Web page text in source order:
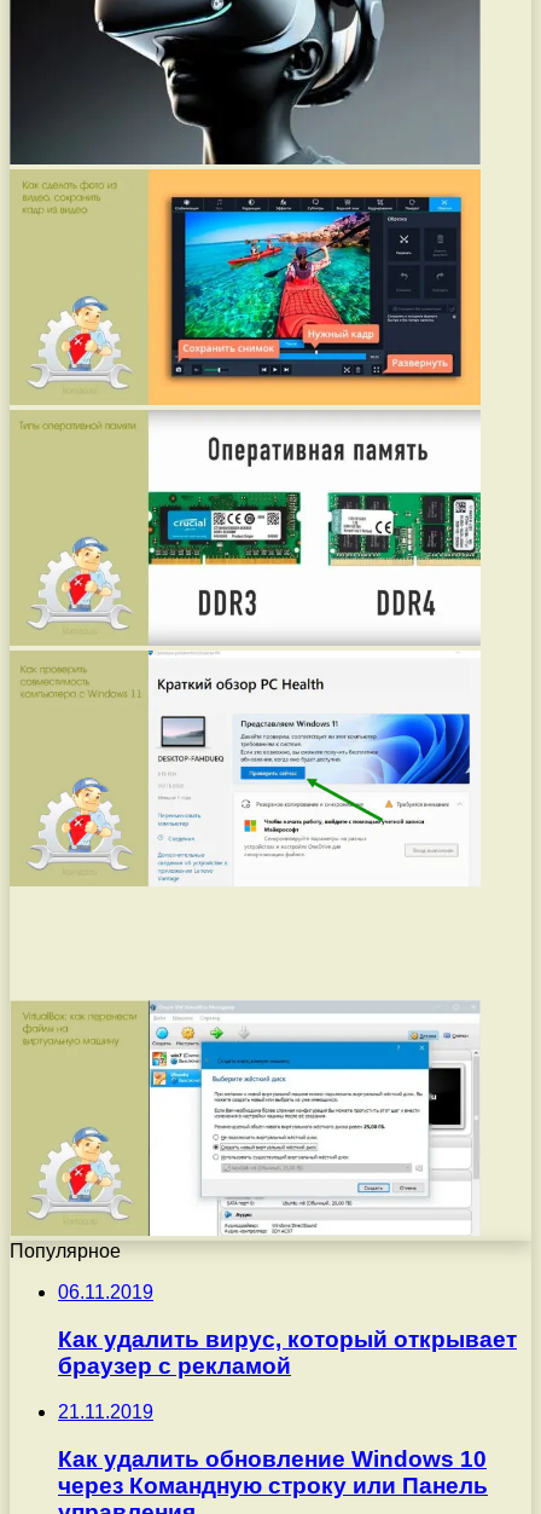
Популярное
06.11.2019
Как удалить вирус, который открывает
браузер с рекламой
21.11.2019
Как удалить обновление Windows 10
через Командную строку или Панель